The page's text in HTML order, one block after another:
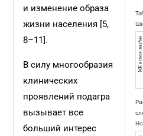
и изменение образа
жизни населения [5,
8–11].
В силу многообразия
клинических
проявлений подагра
вызывает все
больший интерес